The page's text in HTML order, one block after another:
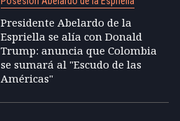
Presidente Abelardo de la
Espriella se alía con Donald
Trump: anuncia que Colombia
se sumará al "Escudo de las
Américas"